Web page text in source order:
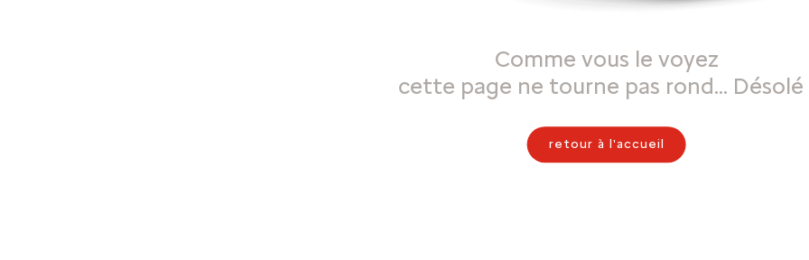
Comme vous le voyez
cette page ne tourne pas rond… Désolé
retour à l'accueil